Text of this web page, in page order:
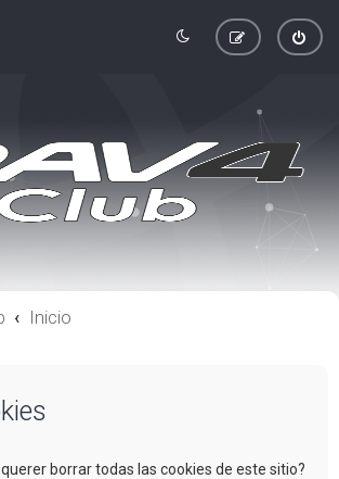
Inicio
borrar todas las cookies de este sitio?